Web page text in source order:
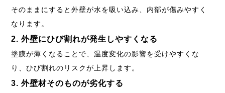
そのままにすると外壁が水を吸い込み、内部が傷みやすく
なります。
2. 外壁にひび割れが発生しやすくなる
塗膜が薄くなることで、温度変化の影響を受けやすくな
り、ひび割れのリスクが上昇します。
3. 外壁材そのものが劣化する